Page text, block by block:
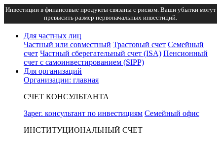
Инвестиции в финансовые продукты связаны с риском. Ваши убытки могут
превысить размер первоначальных инвестиций.
Для частных лиц
Частный или совместный Трастовый счет Семейный
счет Частный сберегательный счет (ISA) Пенсионный
счет с самоинвестированием (SIPP)
Для организаций
Организации: главная
СЧЕТ КОНСУЛЬТАНТА
Зарег. консультант по инвестициям Семейный офис
ИНСТИТУЦИОНАЛЬНЫЙ СЧЕТ